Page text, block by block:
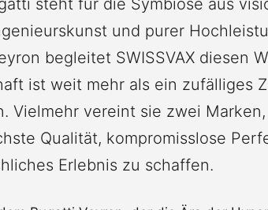
steht für die Symbiose aus
und purer
begleitet SWISSVAX diesen
ist weit mehr als ein zufälliges
Vielmehr vereint sie zwei
Qualität, kompromisslose
Erlebnis zu schaffen.